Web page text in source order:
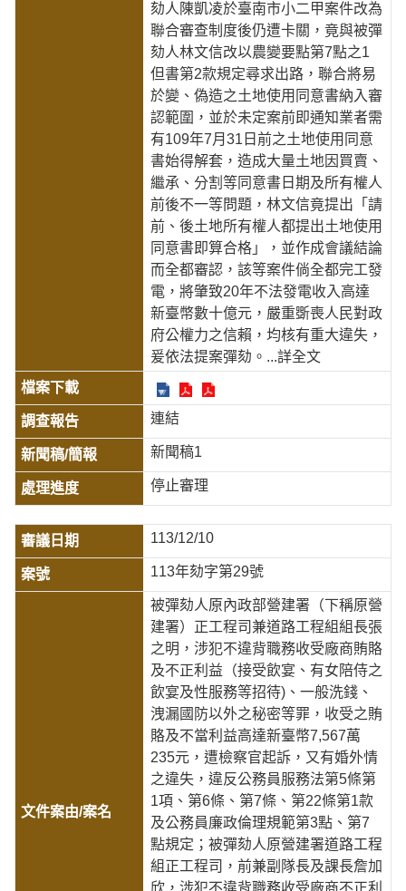
劾人陳凱凌於臺南市小二甲案件改為
聯合審查制度後仍遭卡關，竟與被彈
劾人林文信改以農變要點第7點之1
但書第2款規定尋求出路，聯合將易
於變、偽造之土地使用同意書納入審
認範圍，並於未定案前即通知業者需
有109年7月31日前之土地使用同意
書始得解套，造成大量土地因買賣、
繼承、分割等同意書日期及所有權人
前後不一等問題，林文信竟提出「請
前、後土地所有權人都提出土地使用
同意書即算合格」，並作成會議結論
而全都審認，該等案件倘全都完工發
電，將肇致20年不法發電收入高達
新臺幣數十億元，嚴重斲喪人民對政
府公權力之信賴，均核有重大違失，
爰依法提案彈劾。 ...詳全文
連結
新聞稿1
停止審理
113/12/10
113年劾字第29號
被彈劾人原內政部營建署（下稱原營
建署）正工程司兼道路工程組組長張
之明，涉犯不違背職務收受廠商賄賂
及不正利益（接受飲宴、有女陪侍之
飲宴及性服務等招待)、一般洗錢、
洩漏國防以外之秘密等罪，收受之賄
賂及不當利益高達新臺幣7,567萬
235元，遭檢察官起訴，又有婚外情
之違失，違反公務員服務法第5條第
1項、第6條、第7條、第22條第1款
及公務員廉政倫理規範第3點、第7
點規定；被彈劾人原營建署道路工程
組正工程司，前兼副隊長及課長詹加
欣，涉犯不違背職務收受廠商不正利